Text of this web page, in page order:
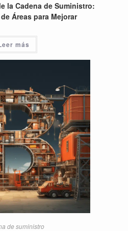
la Cadena de Suministro:
Áreas para Mejorar
más
de suministro